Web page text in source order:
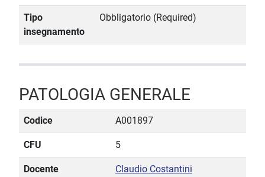
Tipo
insegnamento
Obbligatorio (Required)
PATOLOGIA GENERALE
Codice A001897
CFU 5
Docente
Claudio Costantini